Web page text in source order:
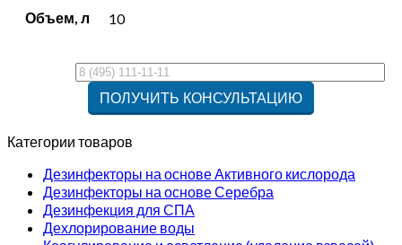
Объем, л 10
Категории товаров
Дезинфекторы на основе Активного кислорода
Дезинфекторы на основе Серебра
Дезинфекция для СПА
Дехлорирование воды